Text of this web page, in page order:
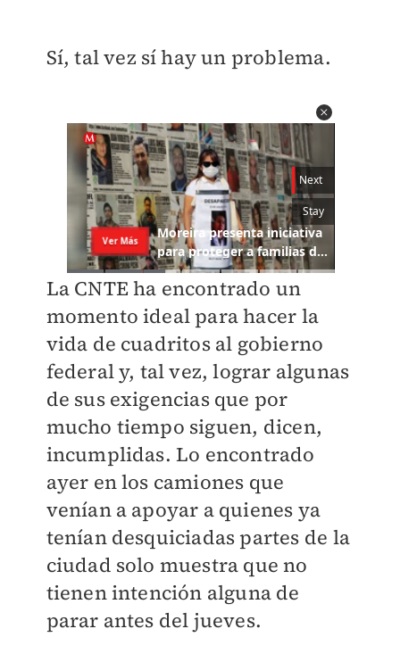
Sí, tal vez sí hay un problema.
La CNTE ha encontrado un
momento ideal para hacer la
vida de cuadritos al gobierno
federal y, tal vez, lograr algunas
de sus exigencias que por
mucho tiempo siguen, dicen,
incumplidas. Lo encontrado
ayer en los camiones que
venían a apoyar a quienes ya
tenían desquiciadas partes de la
ciudad solo muestra que no
tienen intención alguna de
parar antes del jueves.